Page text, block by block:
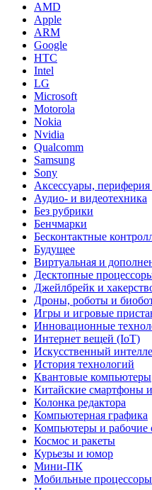
AMD
Apple
ARM
Google
HTC
Intel
LG
Microsoft
Motorola
Nokia
Nvidia
Qualcomm
Samsung
Sony
Аксессуары,
Аудио- и видеотехника
Без рубрики
Бенчмарки
Бесконтактные
Будущее
Виртуальная и
Десктопные
Джейлбрейк и
Дроны, роботы и
Игры и игровые
Инновационные
Интернет вещей (IoT)
Искусственный
История технологий
Квантовые компьютеры
Китайские смартфоны
Колонка редактора
Компьютерная графика
Компьютеры и рабочие
Космос и ракеты
Курьезы и юмор
Мини-ПК
Мобильные процессоры